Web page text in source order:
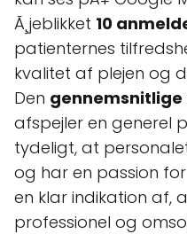
Ã¸jeblikket 10
patienternes
kvalitet af plejen og
Den
afspejler en generel
tydeligt, at
og har en passion
en klar indikation af,
professionel og